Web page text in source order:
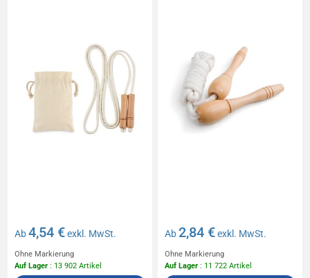
Ab4,54 €exkl. MwSt.
Ohne Markierung
Auf Lager : 13 902 Artikel
Ab2,84 €exkl. MwSt.
Ohne Markierung
Auf Lager : 11 722 Artikel